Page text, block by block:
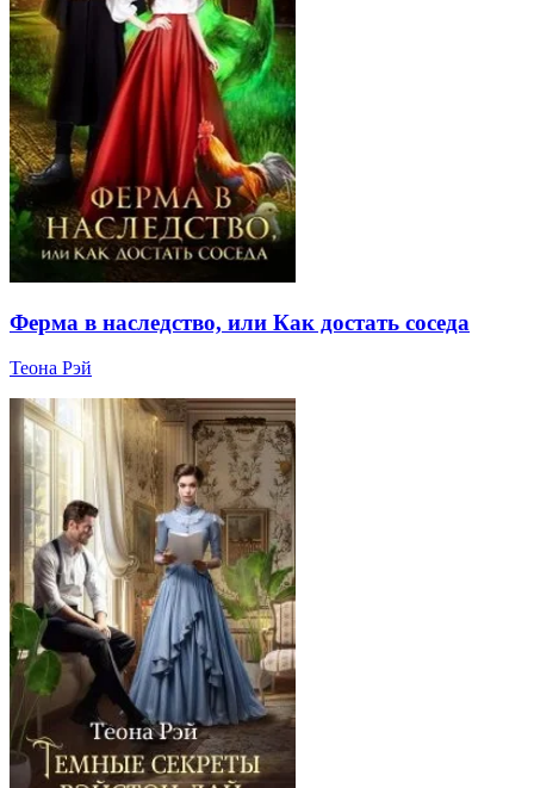
Ферма в наследство, или Как достать соседа
Теона Рэй